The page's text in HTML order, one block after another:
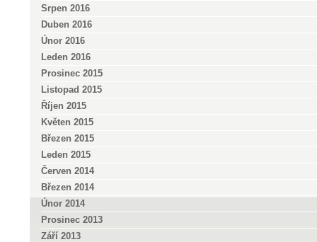
Srpen 2016
Duben 2016
Únor 2016
Leden 2016
Prosinec 2015
Listopad 2015
Říjen 2015
Květen 2015
Březen 2015
Leden 2015
Červen 2014
Březen 2014
Únor 2014
Prosinec 2013
Září 2013